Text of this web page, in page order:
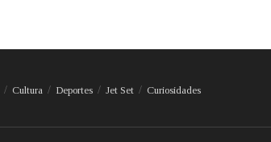
Cultura Deportes Jet Set Curiosidades